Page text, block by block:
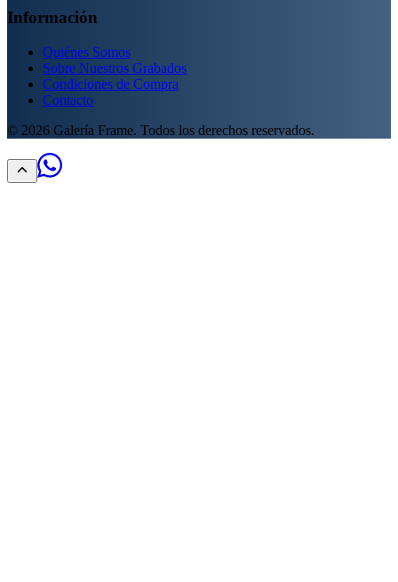
Información
Quiénes Somos
Sobre Nuestros Grabados
Condiciones de Compra
Contacto
© 2026 Galería Frame. Todos los derechos reservados.